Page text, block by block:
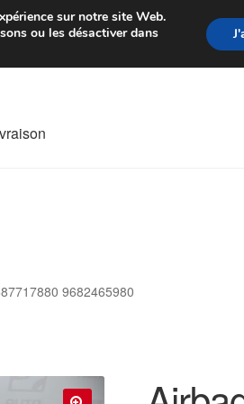
Du lundi au
9682465980
sur notre site Web.
ou les désactiver dans